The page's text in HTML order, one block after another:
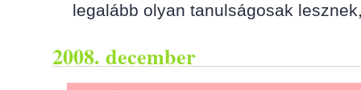
legalább olyan tanulságosak
2008. december